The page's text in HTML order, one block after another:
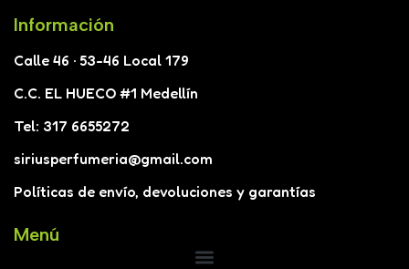
Información
Calle 46 · 53-46 Local 179
C.C. EL HUECO #1 Medellín
Tel: 317 6655272
siriusperfumeria@gmail.com
Políticas de envío, devoluciones y garantías
Menú